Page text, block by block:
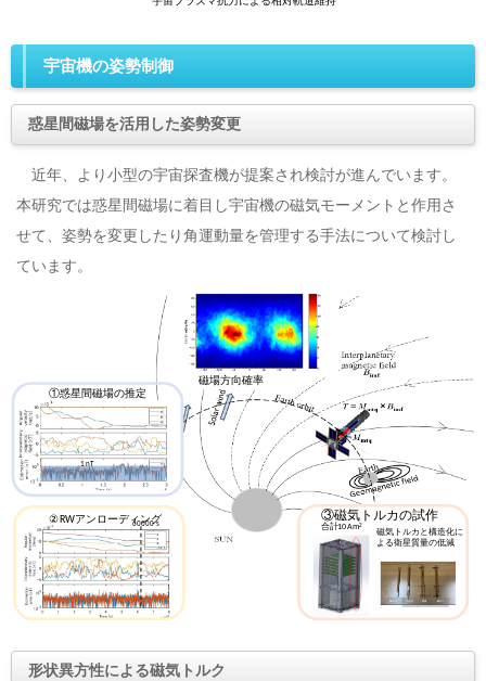
宇宙機の姿勢制御
惑星間磁場を活用した姿勢変更
近年、より小型の宇宙探査機が提案され検討が進んでいます。
本研究では惑星間磁場に着目し宇宙機の磁気モーメントと作用さ
せて、姿勢を変更したり角運動量を管理する手法について検討し
ています。
形状異方性による磁気トルク